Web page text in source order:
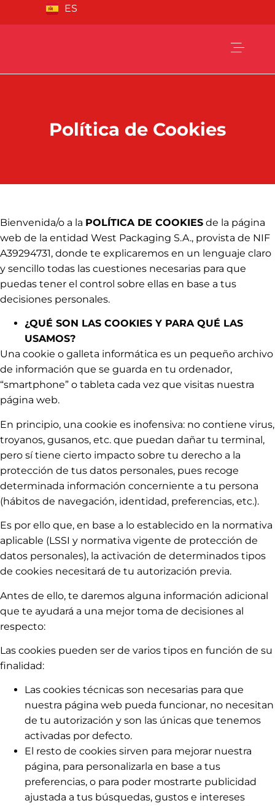
ES
FR
Política de Cookies
Bienvenida/o a la POLÍTICA DE COOKIES de la página
web de la entidad West Packaging S.A., provista de NIF
A39294731, donde te explicaremos en un lenguaje claro
y sencillo todas las cuestiones necesarias para que
puedas tener el control sobre ellas en base a tus
decisiones personales.
¿QUÉ SON LAS COOKIES Y PARA QUÉ LAS
USAMOS?
Una cookie o galleta informática es un pequeño archivo
de información que se guarda en tu ordenador,
“smartphone” o tableta cada vez que visitas nuestra
página web.
En principio, una cookie es inofensiva: no contiene virus,
troyanos, gusanos, etc. que puedan dañar tu terminal,
pero sí tiene cierto impacto sobre tu derecho a la
protección de tus datos personales, pues recoge
determinada información concerniente a tu persona
(hábitos de navegación, identidad, preferencias, etc.).
Es por ello que, en base a lo establecido en la normativa
aplicable (LSSI y normativa vigente de protección de
datos personales), la activación de determinados tipos
de cookies necesitará de tu autorización previa.
Antes de ello, te daremos alguna información adicional
que te ayudará a una mejor toma de decisiones al
respecto:
Las cookies pueden ser de varios tipos en función de su
finalidad:
Las cookies técnicas son necesarias para que
nuestra página web pueda funcionar, no necesitan
de tu autorización y son las únicas que tenemos
activadas por defecto.
El resto de cookies sirven para mejorar nuestra
página, para personalizarla en base a tus
preferencias, o para poder mostrarte publicidad
ajustada a tus búsquedas, gustos e intereses